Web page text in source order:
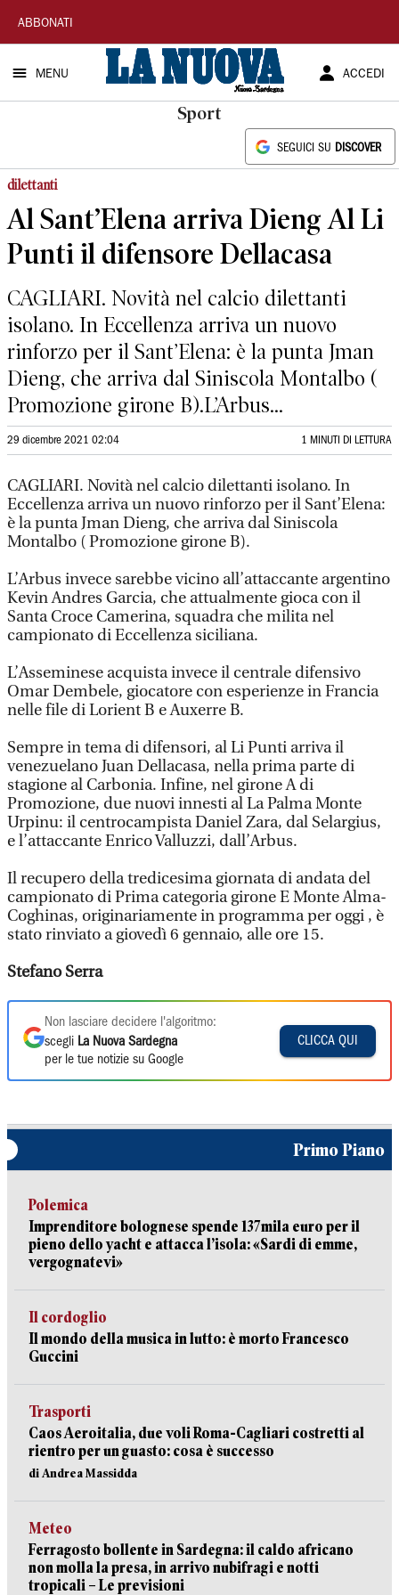
La
Nuova
Sardegna
ABBONATI
MENU ACCEDI
Sport
SEGUICI SU DISCOVER
dilettanti
Al Sant’Elena arriva Dieng Al Li
Punti il difensore Dellacasa
CAGLIARI. Novità nel calcio dilettanti
isolano. In Eccellenza arriva un nuovo
rinforzo per il Sant’Elena: è la punta Jman
Dieng, che arriva dal Siniscola Montalbo (
Promozione girone B).L’Arbus...
29 dicembre 2021 02:04 1 MINUTI DI LETTURA
CAGLIARI. Novità nel calcio dilettanti isolano. In
Eccellenza arriva un nuovo rinforzo per il Sant’Elena:
è la punta Jman Dieng, che arriva dal Siniscola
Montalbo ( Promozione girone B).
L’Arbus invece sarebbe vicino all’attaccante argentino
Kevin Andres Garcia, che attualmente gioca con il
Santa Croce Camerina, squadra che milita nel
campionato di Eccellenza siciliana.
L’Asseminese acquista invece il centrale difensivo
Omar Dembele, giocatore con esperienze in Francia
nelle file di Lorient B e Auxerre B.
Sempre in tema di difensori, al Li Punti arriva il
venezuelano Juan Dellacasa, nella prima parte di
stagione al Carbonia. Infine, nel girone A di
Promozione, due nuovi innesti al La Palma Monte
Urpinu: il centrocampista Daniel Zara, dal Selargius,
e l’attaccante Enrico Valluzzi, dall’Arbus.
Il recupero della tredicesima giornata di andata del
campionato di Prima categoria girone E Monte Alma-
Coghinas, originariamente in programma per oggi , è
stato rinviato a giovedì 6 gennaio, alle ore 15.
Stefano Serra
Non lasciare decidere l'algoritmo:
scegli La Nuova Sardegna
per le tue notizie su Google
CLICCA QUI
Primo Piano
Polemica
Imprenditore bolognese spende 137mila euro per il
pieno dello yacht e attacca l’isola: «Sardi di emme,
vergognatevi»
Il cordoglio
Il mondo della musica in lutto: è morto Francesco
Guccini
Trasporti
Caos Aeroitalia, due voli Roma-Cagliari costretti al
rientro per un guasto: cosa è successo
di Andrea Massidda
Meteo
Ferragosto bollente in Sardegna: il caldo africano
non molla la presa, in arrivo nubifragi e notti
tropicali – Le previsioni